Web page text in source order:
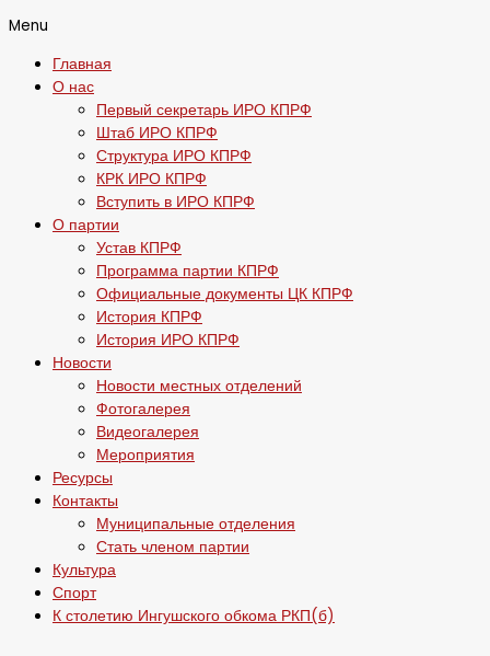
Menu
Главная
О нас
Первый секретарь ИРО КПРФ
Штаб ИРО КПРФ
Структура ИРО КПРФ
КРК ИРО КПРФ
Вступить в ИРО КПРФ
О партии
Устав КПРФ
Программа партии КПРФ
Официальные документы ЦК КПРФ
История КПРФ
История ИРО КПРФ
Новости
Новости местных отделений
Фотогалерея
Видеогалерея
Мероприятия
Ресурсы
Контакты
Муниципальные отделения
Стать членом партии
Культура
Спорт
К столетию Ингушского обкома РКП(б)